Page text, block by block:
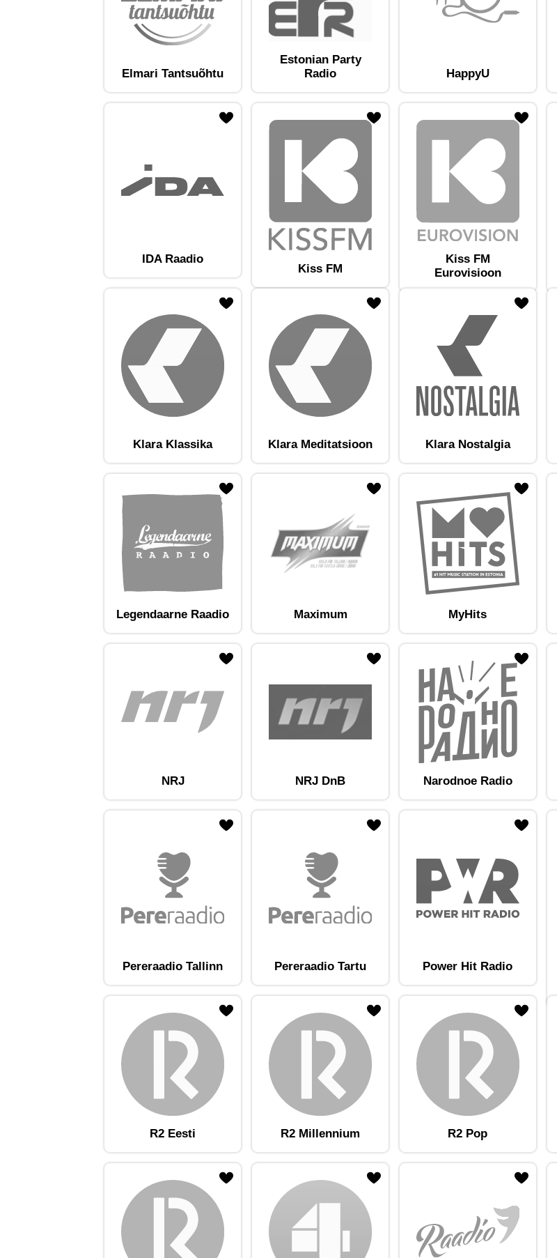
Elmari Tantsuõhtu
Estonian Party
Radio
HappyU
IDA Raadio
Kiss FM
Kiss FM
Eurovisioon
Lisa raadiojaam lemmikute hulkaLisa raadiojaam lemmikute hulkaLisa raadiojaam lemmikute hulka
Klara Klassika Klara Meditatsioon Klara Nostalgia
Lisa raadiojaam lemmikute hulkaLisa raadiojaam lemmikute hulkaLisa raadiojaam lemmikute hulka
Legendaarne Raadio Maximum MyHits
Lisa raadiojaam lemmikute hulkaLisa raadiojaam lemmikute hulkaLisa raadiojaam lemmikute hulka
NRJ NRJ DnB Narodnoe Radio
Lisa raadiojaam lemmikute hulkaLisa raadiojaam lemmikute hulkaLisa raadiojaam lemmikute hulka
Pereraadio Tallinn Pereraadio Tartu Power Hit Radio
Lisa raadiojaam lemmikute hulkaLisa raadiojaam lemmikute hulkaLisa raadiojaam lemmikute hulka
R2 Eesti R2 Millennium R2 Pop
Lisa raadiojaam lemmikute hulkaLisa raadiojaam lemmikute hulkaLisa raadiojaam lemmikute hulka
Lisa raadiojaam lemmikute hulkaLisa raadiojaam lemmikute hulkaLisa raadiojaam lemmikute hulka